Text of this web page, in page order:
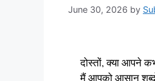
June 30, 2026 by
दोस्तों, क्या आपने
मैं आपको आसान